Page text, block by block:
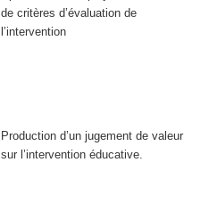
de critères d’évaluation de
l’intervention
Production d’un jugement de valeur
sur l’intervention éducative.